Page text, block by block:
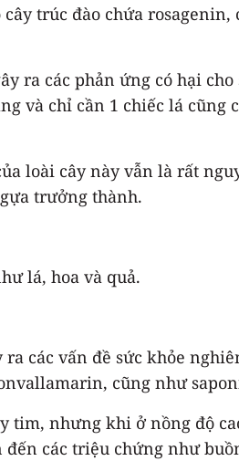
trúc đào chứa rosagenin,
ra các phản ứng có hại
và chỉ cần 1 chiếc lá cũng
loài cây này vẫn là rất
trưởng thành.
lá, hoa và quả.
ra các vấn đề sức khỏe
cũng như
nhưng khi ở nồng độ
các triệu chứng như